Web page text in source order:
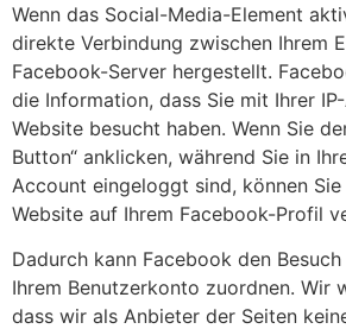
Wenn das Social-Media-Element
direkte Verbindung zwischen Ihrem
Facebook-Server hergestellt.
die Information, dass Sie mit Ihrer
Website besucht haben. Wenn Sie
Button“ anklicken, während Sie in
Account eingeloggt sind, können
Website auf Ihrem Facebook-Profil
Dadurch kann Facebook den
Ihrem Benutzerkonto zuordnen. Wir
dass wir als Anbieter der Seiten